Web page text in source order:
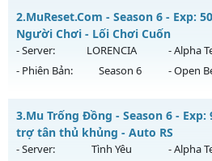
Mu Hoàng Kim Classic - Free Mốc
Mu mới ra tháng 08 2026 - Mở máy
ngày 06/08/2626
Exp: 500x - Drop: 20%
Thể loại: Mu Nguyên bản Webzen
Antihack: X-Team
2.MuReset.Com - Season 6 - Exp:
Người Chơi - Lối Chơi Cuốn
- Server: LORENCIA - Alpha
- Phiên Bản:
Season 6 - Open
MuReset.Com - Đông Người Chơi -
Mu mới ra tháng 07 2026 - Mở máy
ngày 31/07/2626
3.Mu Trống Đồng - Season 6 - Exp:
trợ tân thủ khủng - Auto RS
- Server: Tình Yêu - Alpha